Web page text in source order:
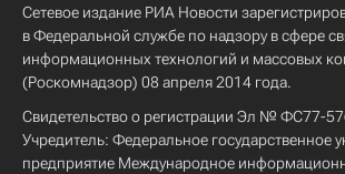
Сетевое издание РИА Новости
в Федеральной службе по надзору в сфере
информационных технологий и массовых
(Роскомнадзор) 08 апреля 2014 года.
Свидетельство о регистрации Эл № ФС77-
Учредитель: Федеральное государственное
предприятие Международное